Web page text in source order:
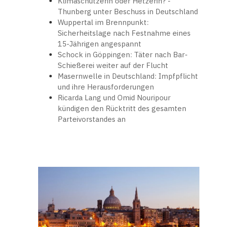
Thunberg unter Beschuss in Deutschland
Wuppertal im Brennpunkt:
Sicherheitslage nach Festnahme eines
15-Jährigen angespannt
Schock in Göppingen: Täter nach Bar-
Schießerei weiter auf der Flucht
Masernwelle in Deutschland: Impfpflicht
und ihre Herausforderungen
Ricarda Lang und Omid Nouripour
kündigen den Rücktritt des gesamten
Parteivorstandes an